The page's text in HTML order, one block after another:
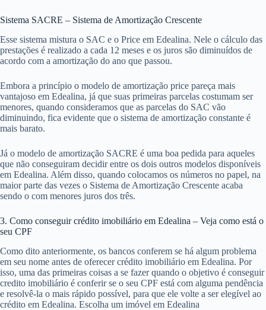
Sistema SACRE – Sistema de Amortização Crescente
Esse sistema mistura o SAC e o Price em Edealina. Nele o cálculo das
prestações é realizado a cada 12 meses e os juros são diminuídos de
acordo com a amortização do ano que passou.
Embora a princípio o modelo de amortização price pareça mais
vantajoso em Edealina, já que suas primeiras parcelas costumam ser
menores, quando consideramos que as parcelas do SAC vão
diminuindo, fica evidente que o sistema de amortização constante é
mais barato.
Já o modelo de amortização SACRE é uma boa pedida para aqueles
que não conseguiram decidir entre os dois outros modelos disponíveis
em Edealina. Além disso, quando colocamos os números no papel, na
maior parte das vezes o Sistema de Amortização Crescente acaba
sendo o com menores juros dos três.
3. Como conseguir crédito imobiliário em Edealina – Veja como está o
seu CPF
Como dito anteriormente, os bancos conferem se há algum problema
em seu nome antes de oferecer crédito imobiliário em Edealina. Por
isso, uma das primeiras coisas a se fazer quando o objetivo é conseguir
credito imobiliário é conferir se o seu CPF está com alguma pendência
e resolvê-la o mais rápido possível, para que ele volte a ser elegível ao
crédito em Edealina. Escolha um imóvel em Edealina